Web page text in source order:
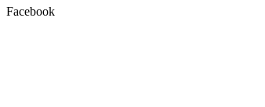
Facebook